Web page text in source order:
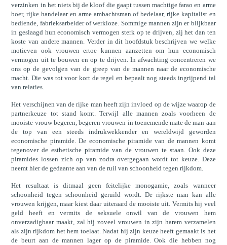
verzinken in het niets bij de kloof die gaapt tussen machtige farao en arme
boer, rijke handelaar en arme ambachtsman of bedelaar, rijke kapitalist en
bediende, fabrieksarbeider of werkloze. Sommige mannen zijn er blijkbaar
in geslaagd hun economisch vermogen sterk op te drijven, zij het dan ten
koste van andere mannen. Verder in dit hoofdstuk beschrijven we welke
motieven ook vrouwen ertoe kunnen aanzetten om hun economisch
vermogen uit te bouwen en op te drijven. In afwachting concentreren we
ons op de gevolgen van de greep van de mannen naar de economische
macht. Die was tot voor kort de regel en bepaalt nog steeds ingrijpend tal
van relaties.
Het verschijnen van de rijke man heeft zijn invloed op de wijze waarop de
partnerkeuze tot stand komt. Terwijl alle mannen zoals voorheen de
mooiste vrouw begeren, begeren vrouwen in toenemende mate de man aan
de top van een steeds indrukwekkender en wereldwijd geworden
economische piramide. De economische piramide van de mannen komt
tegenover de esthetische piramide van de vrouwen te staan. Ook deze
piramides lossen zich op van zodra overgegaan wordt tot keuze. Deze
neemt hier de gedaante aan van de ruil van schoonheid tegen rijkdom.
Het resultaat is ditmaal geen feitelijke monogamie, zoals wanneer
schoonheid tegen schoonheid geruild wordt. De rijkste man kan alle
vrouwen krijgen, maar kiest daar uiteraard de mooiste uit. Vermits hij veel
geld heeft en vermits de seksuele onwil van de vrouwen hem
onverzadigbaar maakt, zal hij zoveel vrouwen in zijn harem verzamelen
als zijn rijkdom het hem toelaat. Nadat hij zijn keuze heeft gemaakt is het
de beurt aan de mannen lager op de piramide. Ook die hebben nog